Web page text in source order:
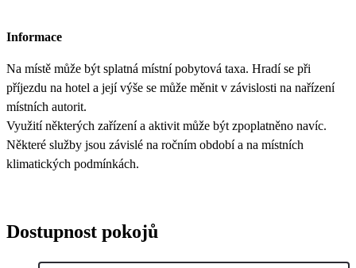
Informace
Na místě může být splatná místní pobytová taxa. Hradí se při
příjezdu na hotel a její výše se může měnit v závislosti na nařízení
místních autorit.
Využití některých zařízení a aktivit může být zpoplatněno navíc.
Některé služby jsou závislé na ročním období a na místních
klimatických podmínkách.
Dostupnost pokojů